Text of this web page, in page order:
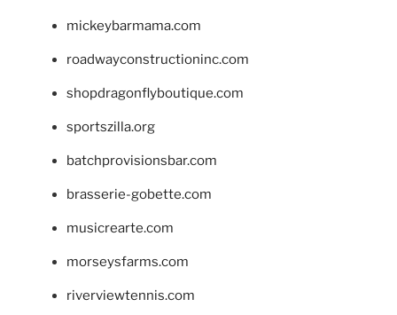
mickeybarmama.com
roadwayconstructioninc.com
shopdragonflyboutique.com
sportszilla.org
batchprovisionsbar.com
brasserie-gobette.com
musicrearte.com
morseysfarms.com
riverviewtennis.com